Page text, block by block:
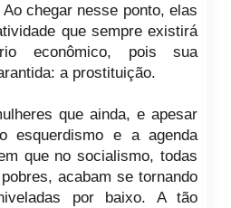
chegar nesse ponto, elas
que sempre existirá
econômico, pois sua
a prostituição.
que ainda, e apesar
esquerdismo e a agenda
que no socialismo, todas
acabam se tornando
por baixo. A tão